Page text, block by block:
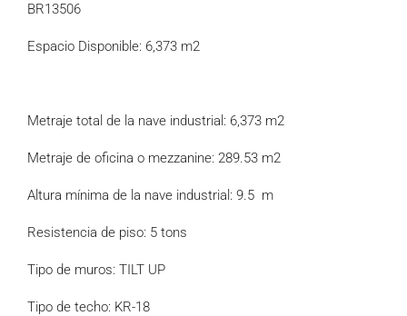
BR13506
Espacio Disponible: 6,373 m2
Metraje total de la nave industrial: 6,373 m2
Metraje de oficina o mezzanine: 289.53 m2
Altura mínima de la nave industrial: 9.5 m
Resistencia de piso: 5 tons
Tipo de muros: TILT UP
Tipo de techo: KR-18